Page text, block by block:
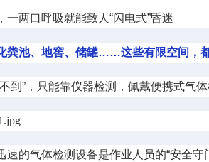
一两口呼吸就能致人“闪电式”昏迷
粪池、地窖、储罐……这些有限空间，
到”，只能靠仪器检测，佩戴便携式气
速的气体检测设备是作业人员的“安全守